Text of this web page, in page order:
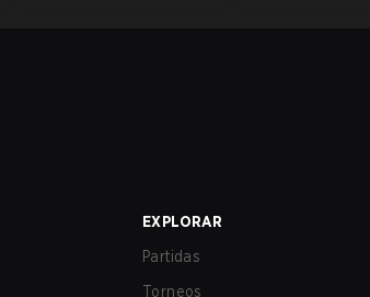
EXPLORAR
Partidas
Torneos